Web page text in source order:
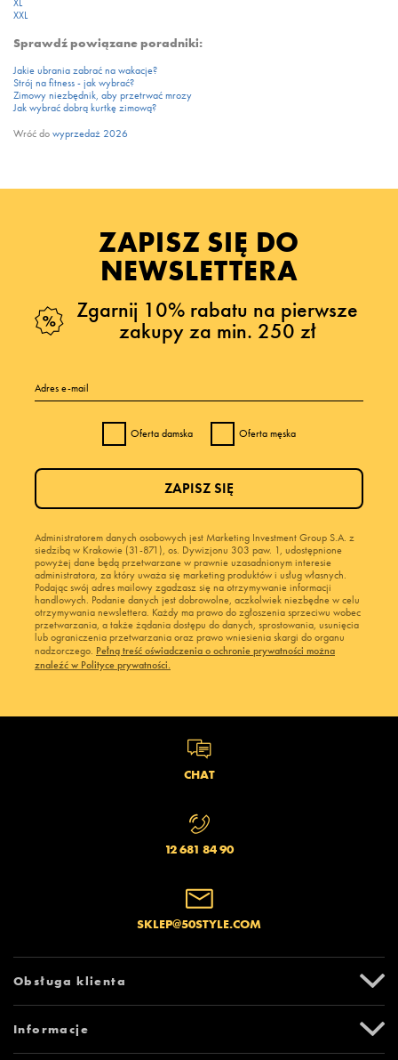
XXL
Sprawdź powiązane poradniki:
Jakie ubrania zabrać na wakacje?
Strój na fitness - jak wybrać?
Zimowy niezbędnik, aby przetrwać mrozy
Jak wybrać dobrą kurtkę zimową?
Wróć dowyprzedaż 2026
ZAPISZ SIĘ DO
NEWSLETTERA
Zgarnij 10% rabatu na pierwsze
zakupy za min. 250 zł
Adres e-mail
Oferta damska Oferta męska
Administratorem danych osobowych jest Marketing Investment Group S.A. z
siedzibą w Krakowie (31-871), os. Dywizjonu 303 paw. 1, udostępnione
powyżej dane będą przetwarzane w prawnie uzasadnionym interesie
administratora, za który uważa się marketing produktów i usług własnych.
Podając swój adres mailowy zgadzasz się na otrzymywanie informacji
handlowych. Podanie danych jest dobrowolne, aczkolwiek niezbędne w celu
otrzymywania newslettera. Każdy ma prawo do zgłoszenia sprzeciwu wobec
przetwarzania, a także żądania dostępu do danych, sprostowania, usunięcia
lub ograniczenia przetwarzania oraz prawo wniesienia skargi do organu
nadzorczego. Pełną treść oświadczenia o ochronie prywatności można
znaleźć w Polityce prywatności.
ZAPISZ SIĘ
CHAT
12 681 84 90
SKLEP@50STYLE.COM
Obsługa klienta
Zwroty i reklamacje
Informacje